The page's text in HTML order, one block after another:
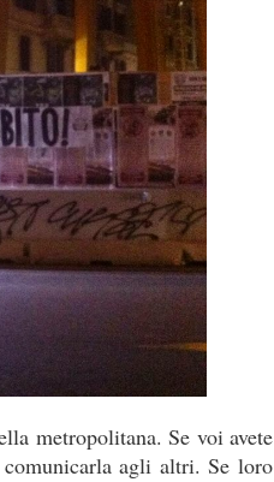
metropolitana. Se voi avete
agli altri. Se loro